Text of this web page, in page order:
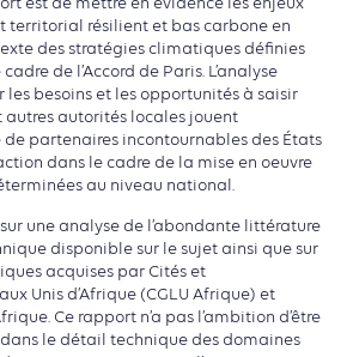
est de mettre en évidence les enjeux
territorial résilient et bas carbone en
des stratégies climatiques définies
de l’Accord de Paris. L’analyse
les besoins et les opportunités à saisir
autres autorités locales jouent
partenaires incontournables des États
dans le cadre de la mise en oeuvre
au niveau national.
une analyse de l’abondante littérature
disponible sur le sujet ainsi que sur
acquises par Cités et
Unis d’Afrique (CGLU Afrique) et
Ce rapport n’a pas l’ambition d’être
dans le détail technique des domaines